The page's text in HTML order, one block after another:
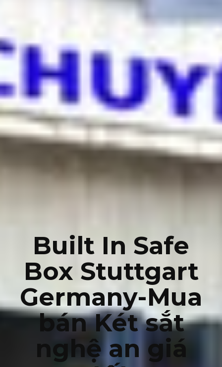
Built In Safe
Box Stuttgart
Germany-Mua
bán Két sắt
nghệ an giá